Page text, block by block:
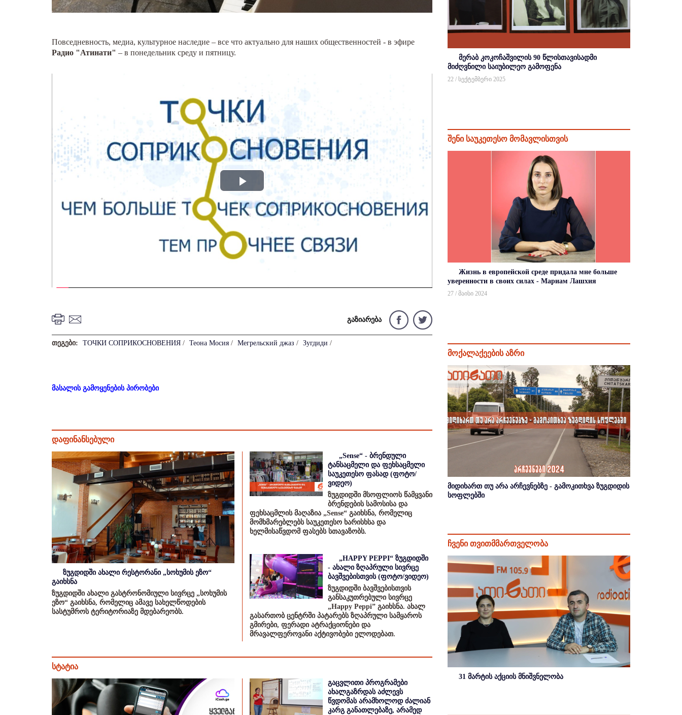
Повседневность, медиа, культурное наследие – все что актуально для наших общественностей - в эфире
Радио "Атинати" – в понедельник среду и пятницу.
Play
Video
გაზიარება
თეგები: ТОЧКИ СОПРИКОСНОВЕНИЯ / Теона Мосия / Мегрельский джаз / Зугдиди /
მასალის გამოყენების პირობები
დაფინანსებული
ზუგდიდში ახალი რესტორანი „სოხუმის ეზო“
გაიხსნა
ზუგდიდში ახალი გასტრონომიული სივრცე „სოხუმის
ეზო“ გაიხსნა, რომელიც ამავე სახელწოდების
სასტუმროს ტერიტორიაზე მდებარეობს.
„Sense“ - ბრენდული
ტანსაცმელი და ფეხსაცმელი
საუკეთესო ფასად (ფოტო/
ვიდეო)
ზუგდიდში მსოფლიოს წამყვანი
ბრენდების სამოსისა და
ფეხსაცმლის მაღაზია „Sense“ გაიხსნა, რომელიც
მომხმარებლებს საუკეთესო ხარისხსა და
ხელმისაწვდომ ფასებს სთავაზობს.
„HAPPY PEPPI“ ზუგდიდში
- ახალი ზღაპრული სივრცე
ბავშვებისთვის (ფოტო/ვიდეო)
ზუგდიდში ბავშვებისთვის
განსაკუთრებული სივრცე
„Happy Peppi” გაიხსნა. ახალ
გასართობ ცენტრში პატარებს ზღაპრული სამყაროს
გმირები, ფერადი ატრაქციონები და
მრავალფეროვანი აქტივობები ელოდებათ.
სტატია
გაცვლითი პროგრამები
ახალგაზრდას აძლევს
წვდომას არამხოლოდ ძალიან
კარგ განათლებაზე, არამედ
მერაბ კოკოჩაშვილის 90 წლისთავისადმი
მიძღვნილი საიუბილეო გამოფენა
22 / სექტემბერი 2025
შენი საუკეთესო მომავლისთვის
Жизнь в европейской среде придала мне больше
уверенности в своих силах - Мариам Лашхия
27 / მაისი 2024
მოქალაქეების აზრი
მიდიხართ თუ არა არჩევნებზე - გამოკითხვა ზუგდიდის
სოფლებში
ჩვენი თვითმმართველობა
31 მარტის აქციის მნიშვნელობა